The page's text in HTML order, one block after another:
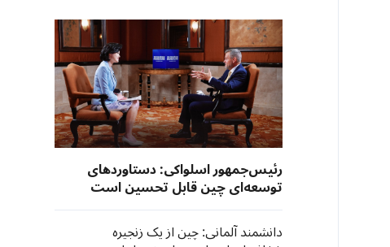
رئیس‌جمهور اسلواکی: دستاوردهای
توسعه‌ای چین قابل تحسین است
دانشمند آلمانی: چین از یک زنجیره